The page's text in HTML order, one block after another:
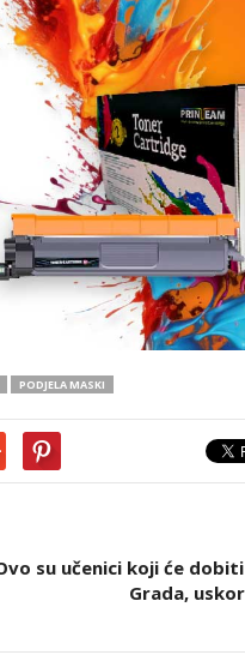
PODJELA MASKI
su učenici koji će
Grada,